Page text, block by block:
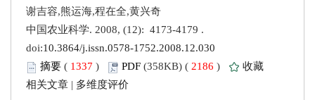
谢吉容,熊运海,程在全,黄兴奇
中国农业科学. 2008, (12): 4173-4179 .
doi:10.3864/j.issn.0578-1752.2008.12.030
摘要 ( 1337 ) PDF (358KB) ( 2186 )
收藏
相关文章 | 多维度评价